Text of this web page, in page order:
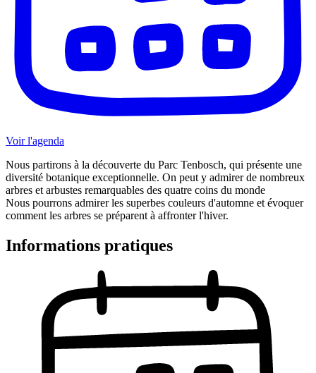
Voir l'agenda
Nous partirons à la découverte du Parc Tenbosch, qui présente une
diversité botanique exceptionnelle. On peut y admirer de nombreux
arbres et arbustes remarquables des quatre coins du monde
Nous pourrons admirer les superbes couleurs d'automne et évoquer
comment les arbres se préparent à affronter l'hiver.
Informations pratiques